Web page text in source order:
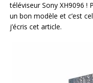
téléviseur Sony XH9096 !
un bon modèle et c’est
j’écris cet article.